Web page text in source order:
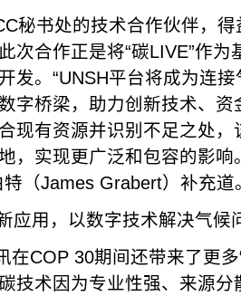
秘书处的技术合作伙伴，
次合作正是将“碳LIVE”作为
发。“UNSH平台将成为连
字桥梁，助力创新技术、
现有资源并识别不足之处
，实现更广泛和包容的影响
特（James Grabert）补充道
应用，以数字技术解决气候
在COP 30期间还带来了更
技术因为专业性强、来源